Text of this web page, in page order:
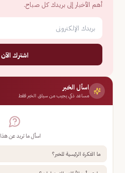
أهم الأخبار إلى بريدك كل صباح.
اشترك الآن
اسأل الخبر
مساعد ذكي يجيب من سياق الخبر فقط
اسأل ما تريد عن هذا
ما الفكرة الرئيسية للخبر؟